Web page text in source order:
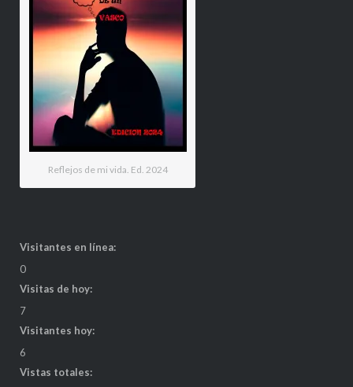
Reflejos de mi vida. Ed. 2024
Visitantes en línea:
0
Visitas de hoy:
7
Visitantes hoy:
6
Vistas totales: